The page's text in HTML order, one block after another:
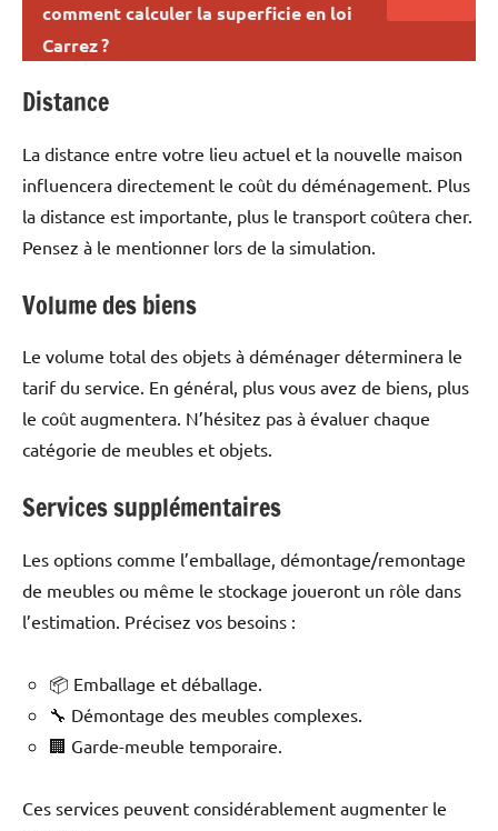
comment calculer la superficie en loi
Carrez ?
Distance
La distance entre votre lieu actuel et la nouvelle maison
influencera directement le coût du déménagement. Plus
la distance est importante, plus le transport coûtera cher.
Pensez à le mentionner lors de la simulation.
Volume des biens
Le volume total des objets à déménager déterminera le
tarif du service. En général, plus vous avez de biens, plus
le coût augmentera. N’hésitez pas à évaluer chaque
catégorie de meubles et objets.
Services supplémentaires
Les options comme l’emballage, démontage/remontage
de meubles ou même le stockage joueront un rôle dans
l’estimation. Précisez vos besoins :
📦 Emballage et déballage.
🔧 Démontage des meubles complexes.
🏢 Garde-meuble temporaire.
Ces services peuvent considérablement augmenter le